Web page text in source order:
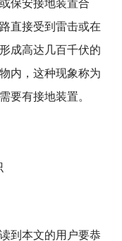
保安接地装置合
直接受到雷击或在
成高达几百千伏的
内，这种现象称为
要有接地装置。
到本文的用户要恭